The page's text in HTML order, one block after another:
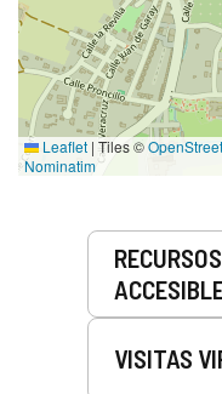
Leaflet | Tiles ©
Nominatim
VISITAS